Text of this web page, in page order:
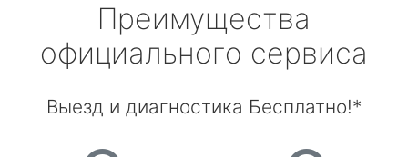
Преимущества
официального сервиса
Выезд и диагностика Бесплатно!*